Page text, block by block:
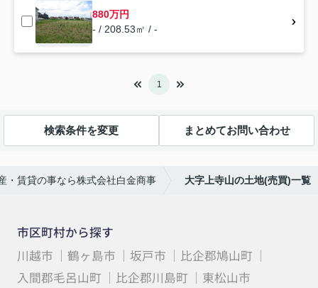
880万円
- / 208.53㎡ / -
1
検索条件を変更 まとめてお問い合わせ
・賃貸の事なら株式会社白金商事 大字上寺山の土地(売買)一覧
市区町村から探す
川越市
鶴ヶ島市 坂戸市
比企郡鳩山町
入間郡毛呂山町
比企郡川島町
東松山市